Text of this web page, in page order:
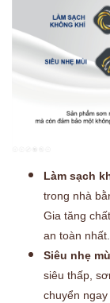
Làm sạch
trong nhà
Gia tăng
an toàn nhất.
Siêu nhẹ
siêu thấp,
chuyển